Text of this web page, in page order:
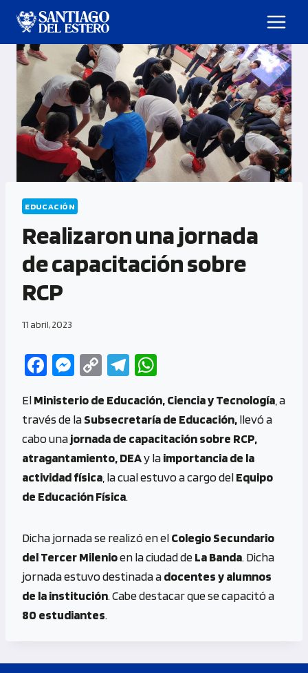
EDUCACIÓN
Realizaron una jornada
de capacitación sobre
RCP
11 abril, 2023
Fa
b
o
o
k
M
se
n
g
er
C
py
Li
n
k
Te
gr
a
m
at
s
A
p
ElMinisterio de Educación, Ciencia y Tecnología , a
través de laSubsecretaría de Educación,llevó a
cabo unajornada de capacitación sobre RCP,
atragantamiento, DEAy laimportancia de la
actividad física , la cual estuvo a cargo delEquipo
de Educación Física.
Dicha jornada se realizó en elColegio Secundario
del Tercer Milenioen la ciudad deLa Banda. Dicha
jornada estuvo destinada adocentes y alumnos
de la institución. Cabe destacar que se capacitó a
80 estudiantes.